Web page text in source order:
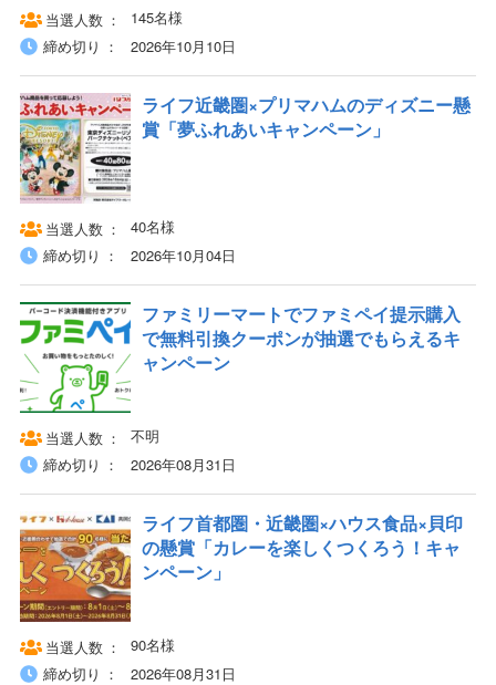
当選人数
145名様
締め切り
2026年10月10日
ライフ近畿圏×プリマハムのディズニー懸
賞「夢ふれあいキャンペーン」
当選人数
40名様
締め切り
2026年10月04日
ファミリーマートでファミペイ提示購入
で無料引換クーポンが抽選でもらえるキ
ャンペーン
当選人数
不明
締め切り
2026年08月31日
ライフ首都圏・近畿圏×ハウス食品×貝印
の懸賞「カレーを楽しくつくろう！キャ
ンペーン」
当選人数
90名様
締め切り
2026年08月31日